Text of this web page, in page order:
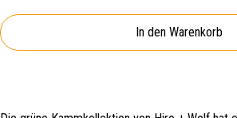
In den Warenkorb